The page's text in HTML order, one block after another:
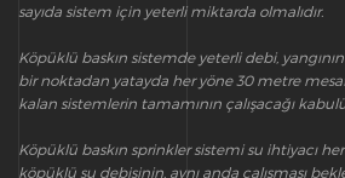
sayıda sistem için yeterli miktarda olmalıdır.
Köpüklü baskın sistemde yeterli debi,
bir noktadan yatayda her yöne 30 metre
kalan sistemlerin tamamının çalışacağı
Köpüklü baskın sprinkler sistemi su ihtiyacı
köpüklü su debisinin, aynı anda çalışması